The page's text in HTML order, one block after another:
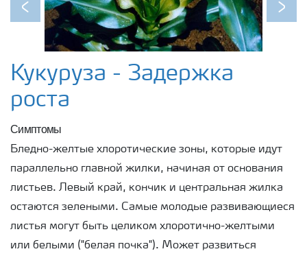
Previous Next
Кукуруза - Задержка
роста
Симптомы
Бледно-желтые хлоротические зоны, которые идут
параллельно главной жилки, начиная от основания
листьев. Левый край, кончик и центральная жилка
остаются зелеными. Самые молодые развивающиеся
листья могут быть целиком хлоротично-желтыми
или белыми ("белая почка"). Может развиться